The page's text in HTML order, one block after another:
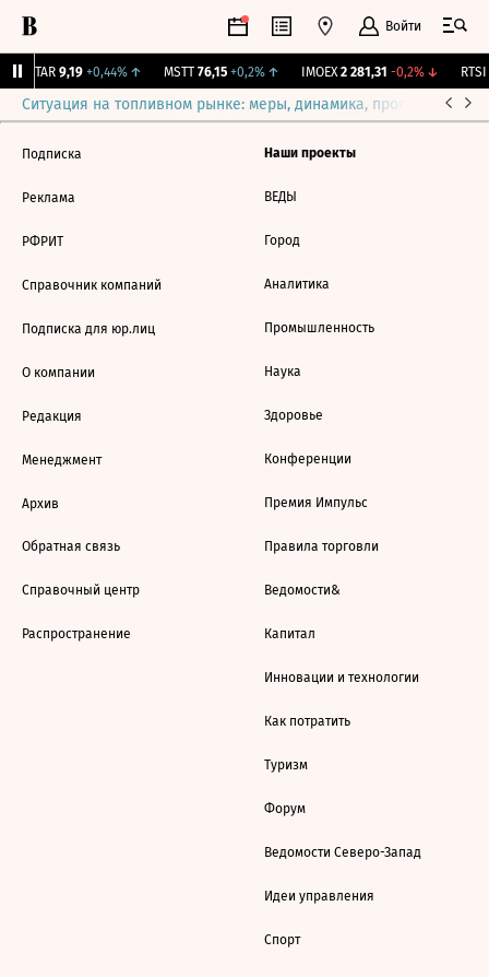
Войти
UTAR 9,19 +0,44%↑ MSTT 76,15 +0,2%↑ IMOEX 2 281,31 -0,2%↓ RTSI
Ситуация на топливном рынке: меры, динамика, прогнозы
Подписка
Реклама
РФРИТ
Справочник компаний
Подписка для юр.лиц
О компании
Редакция
Менеджмент
Архив
Обратная связь
Справочный центр
Распространение
Наши проекты
ВЕДЫ
Город
Аналитика
Промышленность
Наука
Здоровье
Конференции
Премия Импульс
Правила торговли
Ведомости&
Капитал
Инновации и технологии
Как потратить
Туризм
Форум
Ведомости Северо-Запад
Идеи управления
Спорт